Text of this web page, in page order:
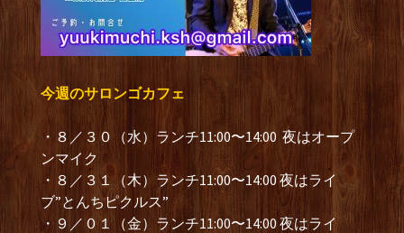
今週のサロンゴカフェ
・８／３０（水）ランチ11:00〜14:00 夜はオープ
ンマイク
・８／３１（木）ランチ11:00〜14:00 夜はライ
ブ”とんちピクルス”
・９／０１（金）ランチ11:00〜14:00 夜はライ